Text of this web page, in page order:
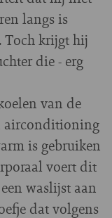
langs is
Toch krijgt hij
die - erg
van de
airconditioning
is gebruiken
voert dit
waslijst aan
dat volgens